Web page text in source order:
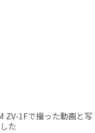
ZV-1Fで撮った動画と写
た